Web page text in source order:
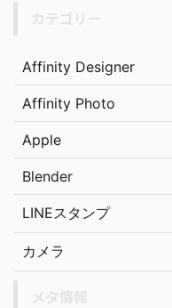
Affinity Designer
Affinity Photo
Apple
Blender
LINEスタンプ
カメラ